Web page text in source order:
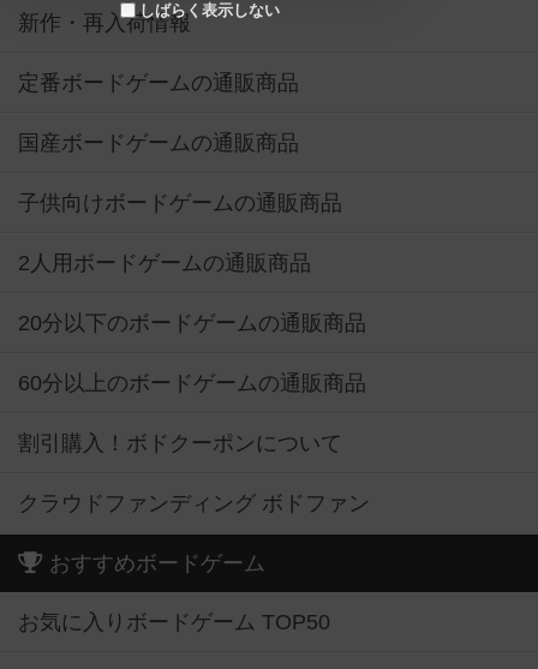
しばらく表示しない
新作・再入荷情報
定番ボードゲームの通販商品
国産ボードゲームの通販商品
子供向けボードゲームの通販商品
2人用ボードゲームの通販商品
20分以下のボードゲームの通販商品
60分以上のボードゲームの通販商品
割引購入！ボドクーポンについて
クラウドファンディング ボドファン
おすすめボードゲーム
お気に入りボードゲーム TOP50